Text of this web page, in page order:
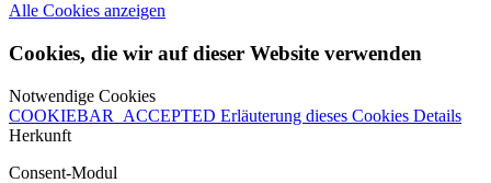
Alle Cookies anzeigen
Cookies, die wir auf dieser Website verwenden
Notwendige Cookies
COOKIEBAR_ACCEPTED Erläuterung dieses Cookies Details
Herkunft
Consent-Modul